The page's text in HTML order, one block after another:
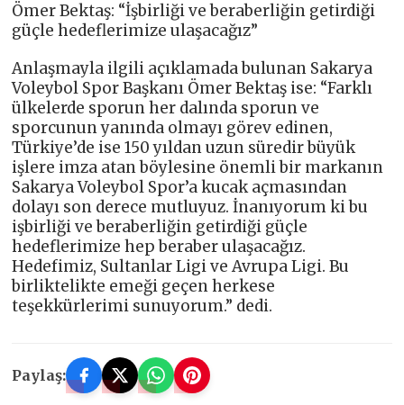
Ömer Bektaş: “İşbirliği ve beraberliğin getirdiği
güçle hedeflerimize ulaşacağız”
Anlaşmayla ilgili açıklamada bulunan Sakarya
Voleybol Spor Başkanı Ömer Bektaş ise: “Farklı
ülkelerde sporun her dalında sporun ve
sporcunun yanında olmayı görev edinen,
Türkiye’de ise 150 yıldan uzun süredir büyük
işlere imza atan böylesine önemli bir markanın
Sakarya Voleybol Spor’a kucak açmasından
dolayı son derece mutluyuz. İnanıyorum ki bu
işbirliği ve beraberliğin getirdiği güçle
hedeflerimize hep beraber ulaşacağız.
Hedefimiz, Sultanlar Ligi ve Avrupa Ligi. Bu
birliktelikte emeği geçen herkese
teşekkürlerimi sunuyorum.” dedi.
Paylaş: